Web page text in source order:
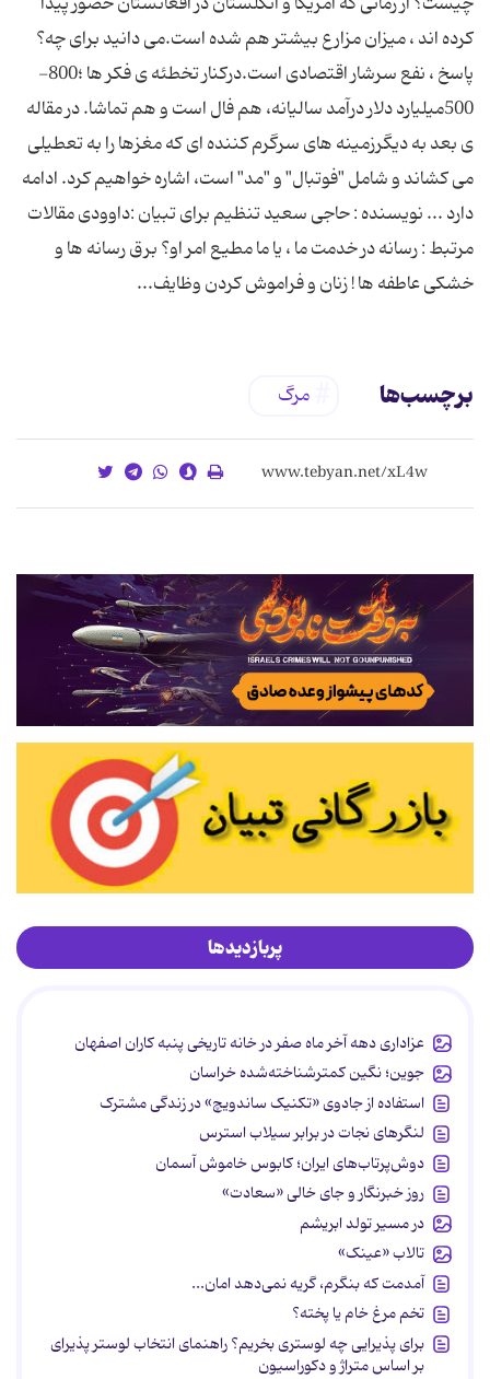
کرده اند ، میزان مزارع بیشتر هم شده است.می دانید برای چه؟
پاسخ ، نفع سرشار اقتصادی است.درکنار تخطئه ی فکر ها ؛800-
500میلیارد دلار درآمد سالیانه، هم فال است و هم تماشا. در مقاله
ی بعد به دیگرزمینه های سرگرم کننده ای که مغزها را به تعطیلی
می کشاند و شامل "فوتبال" و "مد" است، اشاره خواهیم کرد. ادامه
دارد ... نویسنده : حاجی سعید تنظیم برای تبیان :داوودی مقالات
مرتبط : رسانه در خدمت ما ، یا ما مطیع امر او؟ برق رسانه ها و
خشکی عاطفه ها ! زنان و فراموش کردن وظایف...
برچسب‌ها مرگ
پربازدیدها
عزاداری دهه آخر ماه صفر در خانه تاریخی پنبه کاران اصفهان
جوین؛ نگین کمترشناخته‌شده خراسان
استفاده از جادوی «تکنیک ساندویچ» در زندگی مشترک
لنگرهای نجات در برابر سیلاب استرس
دوش‌پرتاب‌های ایران؛ کابوس خاموش آسمان
روز خبرنگار و جای خالی «سعادت»
در مسیر تولد ابریشم
تالاب «عینک»
آمدمت که بنگرم، گریه نمی‌دهد امان...
تخم مرغ خام یا پخته؟
برای پذیرایی چه لوستری بخریم؟ راهنمای انتخاب لوستر پذیرای
بر اساس متراژ و دکوراسیون